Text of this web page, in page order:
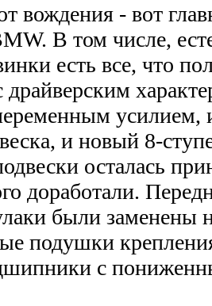
вождения - вот
В том числе,
есть все, что
драйверским
усилием,
и новый 8-
осталась
доработали.
были заменены
подушки
с